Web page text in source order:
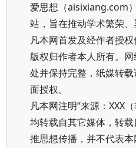
爱思想（aisixiang.com
站，旨在推动学术繁荣、
凡本网首发及经作者授
版权归作者本人所有。
处并保持完整，纸媒转
面授权。
凡本网注明“来源：XXX
均转载自其它媒体，转
推思想传播，并不代表